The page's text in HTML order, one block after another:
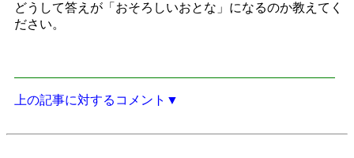
どうして答えが「おそろしいおとな」になるのか教えてく
ださい。
上の記事に対するコメント▼